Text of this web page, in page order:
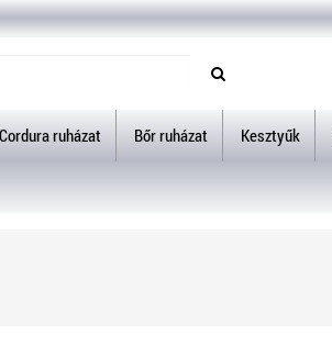
Cordura ruházat Bőr ruházat Kesztyűk